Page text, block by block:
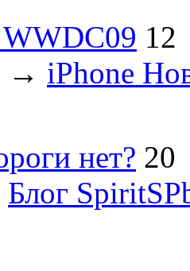
12
→ iPhone
нет? 20
Блог